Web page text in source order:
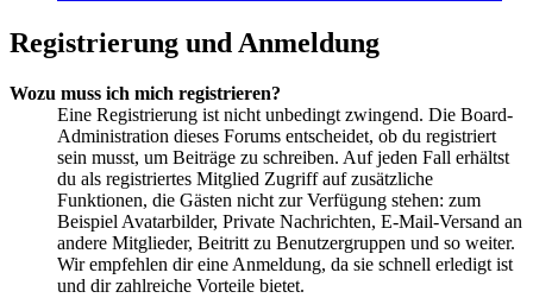
Registrierung und Anmeldung
Wozu muss ich mich registrieren?
Eine Registrierung ist nicht unbedingt zwingend. Die Board-
Administration dieses Forums entscheidet, ob du registriert
sein musst, um Beiträge zu schreiben. Auf jeden Fall erhältst
du als registriertes Mitglied Zugriff auf zusätzliche
Funktionen, die Gästen nicht zur Verfügung stehen: zum
Beispiel Avatarbilder, Private Nachrichten, E-Mail-Versand an
andere Mitglieder, Beitritt zu Benutzergruppen und so weiter.
Wir empfehlen dir eine Anmeldung, da sie schnell erledigt ist
und dir zahlreiche Vorteile bietet.